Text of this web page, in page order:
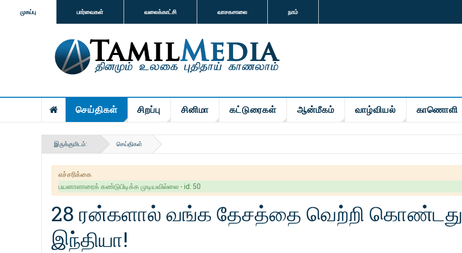
முகப்பு பார்வைகள் வலைக்காட்சி வாசகசாலை நாம்
செய்திகள் சிறப்பு சினிமா கட்டுரைகள் ஆன்மீகம் வாழ்வியல் காணொளி
இருக்குமிடம்: செய்திகள்
எச்சரிக்கை
பயனாளாரைக் கண்டுபிடிக்க முடியவில்லை - id: 50
28 ரன்களால் வங்க தேசத்தை வெற்றி கொண்டது
இந்தியா!